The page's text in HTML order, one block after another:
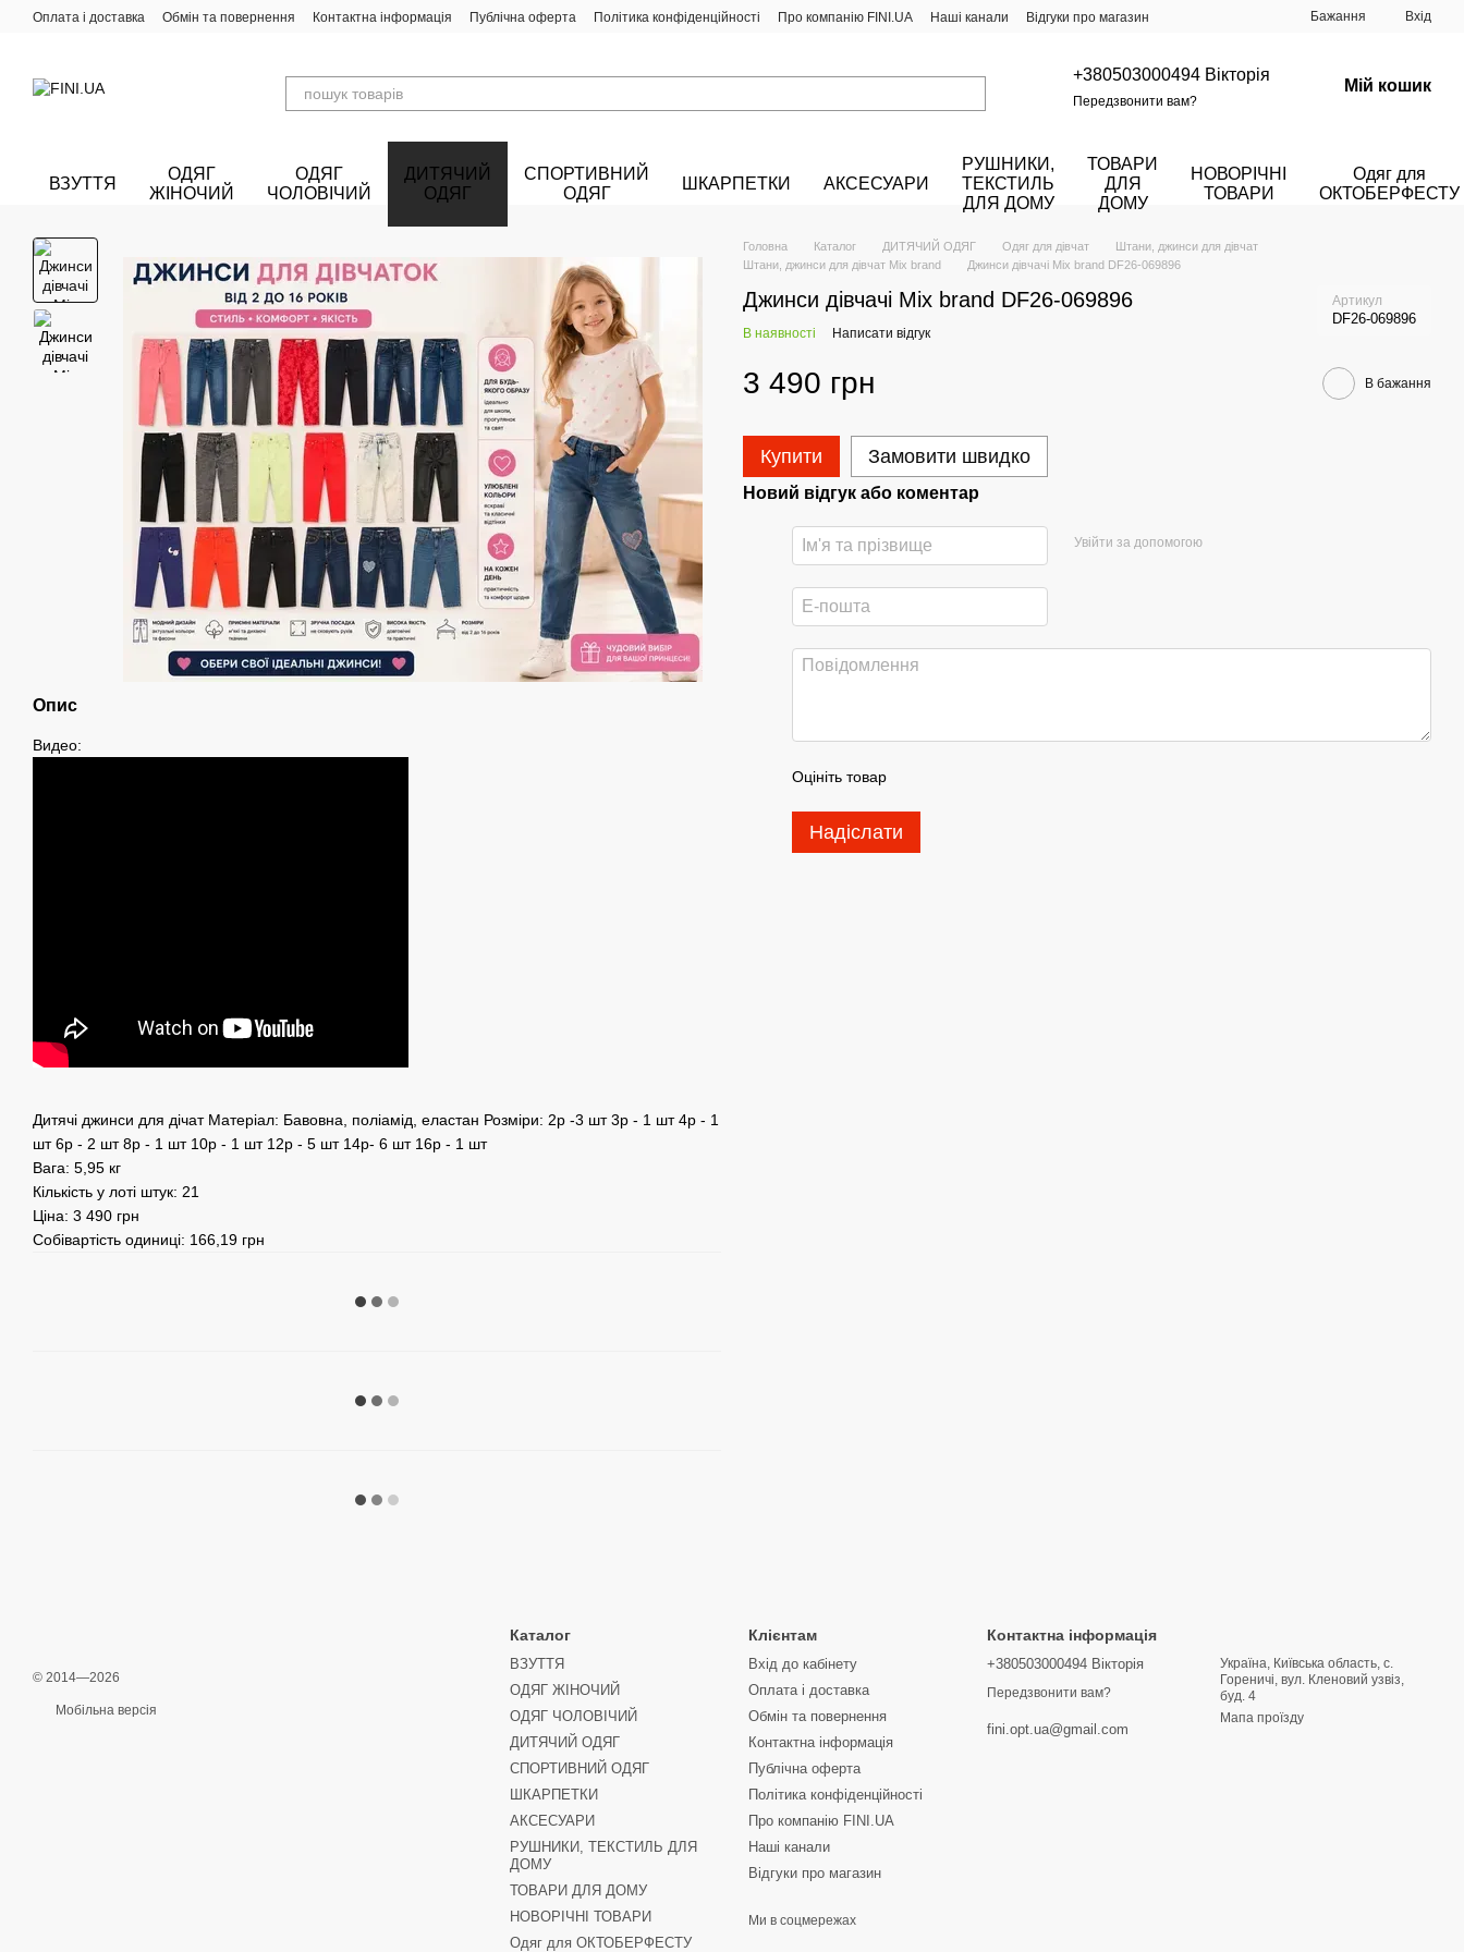
Перейти до основного контенту
Оплата і доставка Обмін та повернення Контактна інформація Публічна оферта Політика конфіденційності Про компанію FINI.UA Наші канали Відгуки про магазин Бажання Вхід
+380503000494 Вікторія
Передзвонити вам?
Мій кошик
ВЗУТТЯ
ОДЯГ
ЖІНОЧИЙ
ОДЯГ
ЧОЛОВІЧИЙ
ДИТЯЧИЙ
ОДЯГ
СПОРТИВНИЙ
ОДЯГ
ШКАРПЕТКИ АКСЕСУАРИ
РУШНИКИ,
ТЕКСТИЛЬ
ДЛЯ ДОМУ
ТОВАРИ
ДЛЯ
ДОМУ
НОВОРІЧНІ
ТОВАРИ
Одяг для
ОКТОБЕРФЕСТУ
Опис
Видео:
Дитячі джинси для дічат Матеріал: Бавовна, поліамід, еластан Розміри: 2р -3 шт 3р - 1 шт 4р - 1
шт 6р - 2 шт 8р - 1 шт 10р - 1 шт 12р - 5 шт 14р- 6 шт 16р - 1 шт
Вага: 5,95 кг
Кількість у лоті штук: 21
Ціна: 3 490 грн
Собівартість одиниці: 166,19 грн
Головна Каталог ДИТЯЧИЙ ОДЯГ Одяг для дівчат
Штани, джинси для дівчат
Штани, джинси для дівчат Mix brand
Джинси дівчачі Mix brand DF26-069896
Джинси дівчачі Mix brand DF26-069896 Артикул
DF26-069896
В наявності Написати відгук
3 490 грн В бажання
Купити Замовити швидко
Новий відгук або коментар
Увійти за допомогою
Оцініть товар
Надіслати
© 2014—2026
Мобільна версія
Каталог
ВЗУТТЯ
ОДЯГ ЖІНОЧИЙ
ОДЯГ ЧОЛОВІЧИЙ
ДИТЯЧИЙ ОДЯГ
СПОРТИВНИЙ ОДЯГ
ШКАРПЕТКИ
АКСЕСУАРИ
РУШНИКИ, ТЕКСТИЛЬ ДЛЯ
ДОМУ
ТОВАРИ ДЛЯ ДОМУ
НОВОРІЧНІ ТОВАРИ
Одяг для ОКТОБЕРФЕСТУ
Клієнтам
Вхід до кабінету
Оплата і доставка
Обмін та повернення
Контактна інформація
Публічна оферта
Політика конфіденційності
Про компанію FINI.UA
Наші канали
Відгуки про магазин
Ми в соцмережах
Контактна інформація
+380503000494 Вікторія
Передзвонити вам?
fini.opt.ua@gmail.com
Україна, Київська область, с.
Гореничі, вул. Кленовий узвіз,
буд. 4
Мапа проїзду